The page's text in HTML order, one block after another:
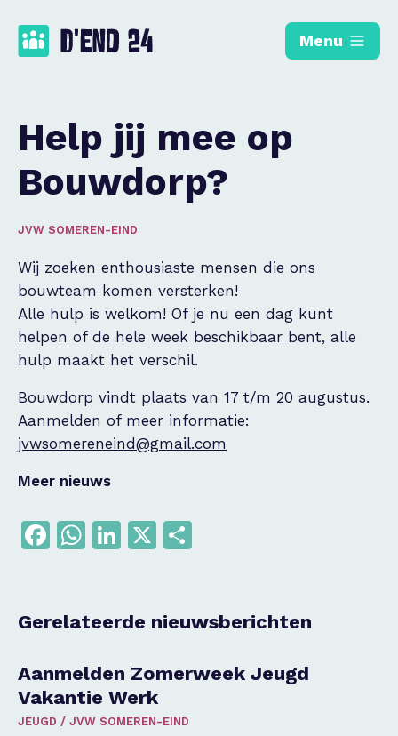
Menu
Help jij mee op
Bouwdorp?
JVW SOMEREN-EIND
Wij zoeken enthousiaste mensen die ons
bouwteam komen versterken!
Alle hulp is welkom! Of je nu een dag kunt
helpen of de hele week beschikbaar bent, alle
hulp maakt het verschil.
Bouwdorp vindt plaats van 17 t/m 20 augustus.
Aanmelden of meer informatie:
jvwsomereneind@gmail.com
Meer nieuws
Facebook
WhatsApp
LinkedIn
X
Gerelateerde nieuwsberichten
Aanmelden Zomerweek Jeugd
Vakantie Werk
JEUGD / JVW SOMEREN-EIND